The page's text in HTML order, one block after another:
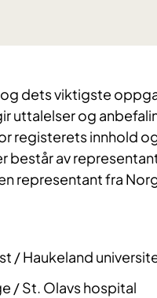
dets viktigste
uttalelser og
registerets innhold
består av
representant fra
/ Haukeland
/ St. Olavs hospital